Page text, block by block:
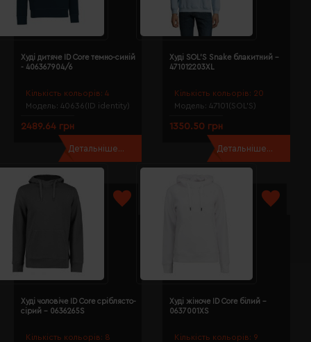
Кількість кольорів: 4
Модель: 40636(ID identity)
Худі дитяче ID Core темно-синій
- 406367904/6
2489.64 грн
Детальніше...
Кількість кольорів: 20
Модель: 47101(SOL’S)
Худі SOL'S Snake блакитний -
471012203XL
1350.50 грн
Детальніше...
Кількість кольорів: 8
Худі чоловіче ID Core сріблясто-
сірий - 0636265S
Кількість кольорів: 9
Худі жіноче ID Core білий -
0637001XS